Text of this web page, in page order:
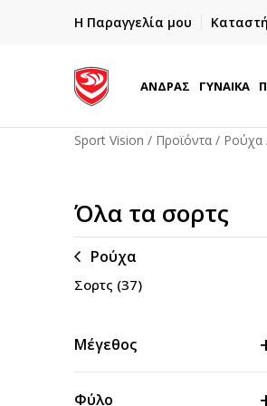
Η Παραγγελία μου
ΓΡΗΓΟΡΟΤΕΡΗ
ΑΝΔΡΑΣ ΓΥΝΑΙΚΑ
Sport Vision Προϊόντα Ρούχα
Όλα τα σορτς
Ρούχα
Σορτς (37)
Μέγεθος
Φύλο